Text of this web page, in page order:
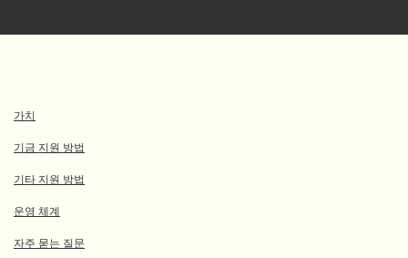
가치
기금 지원 방법
기타 지원 방법
운영 체계
자주 묻는 질문